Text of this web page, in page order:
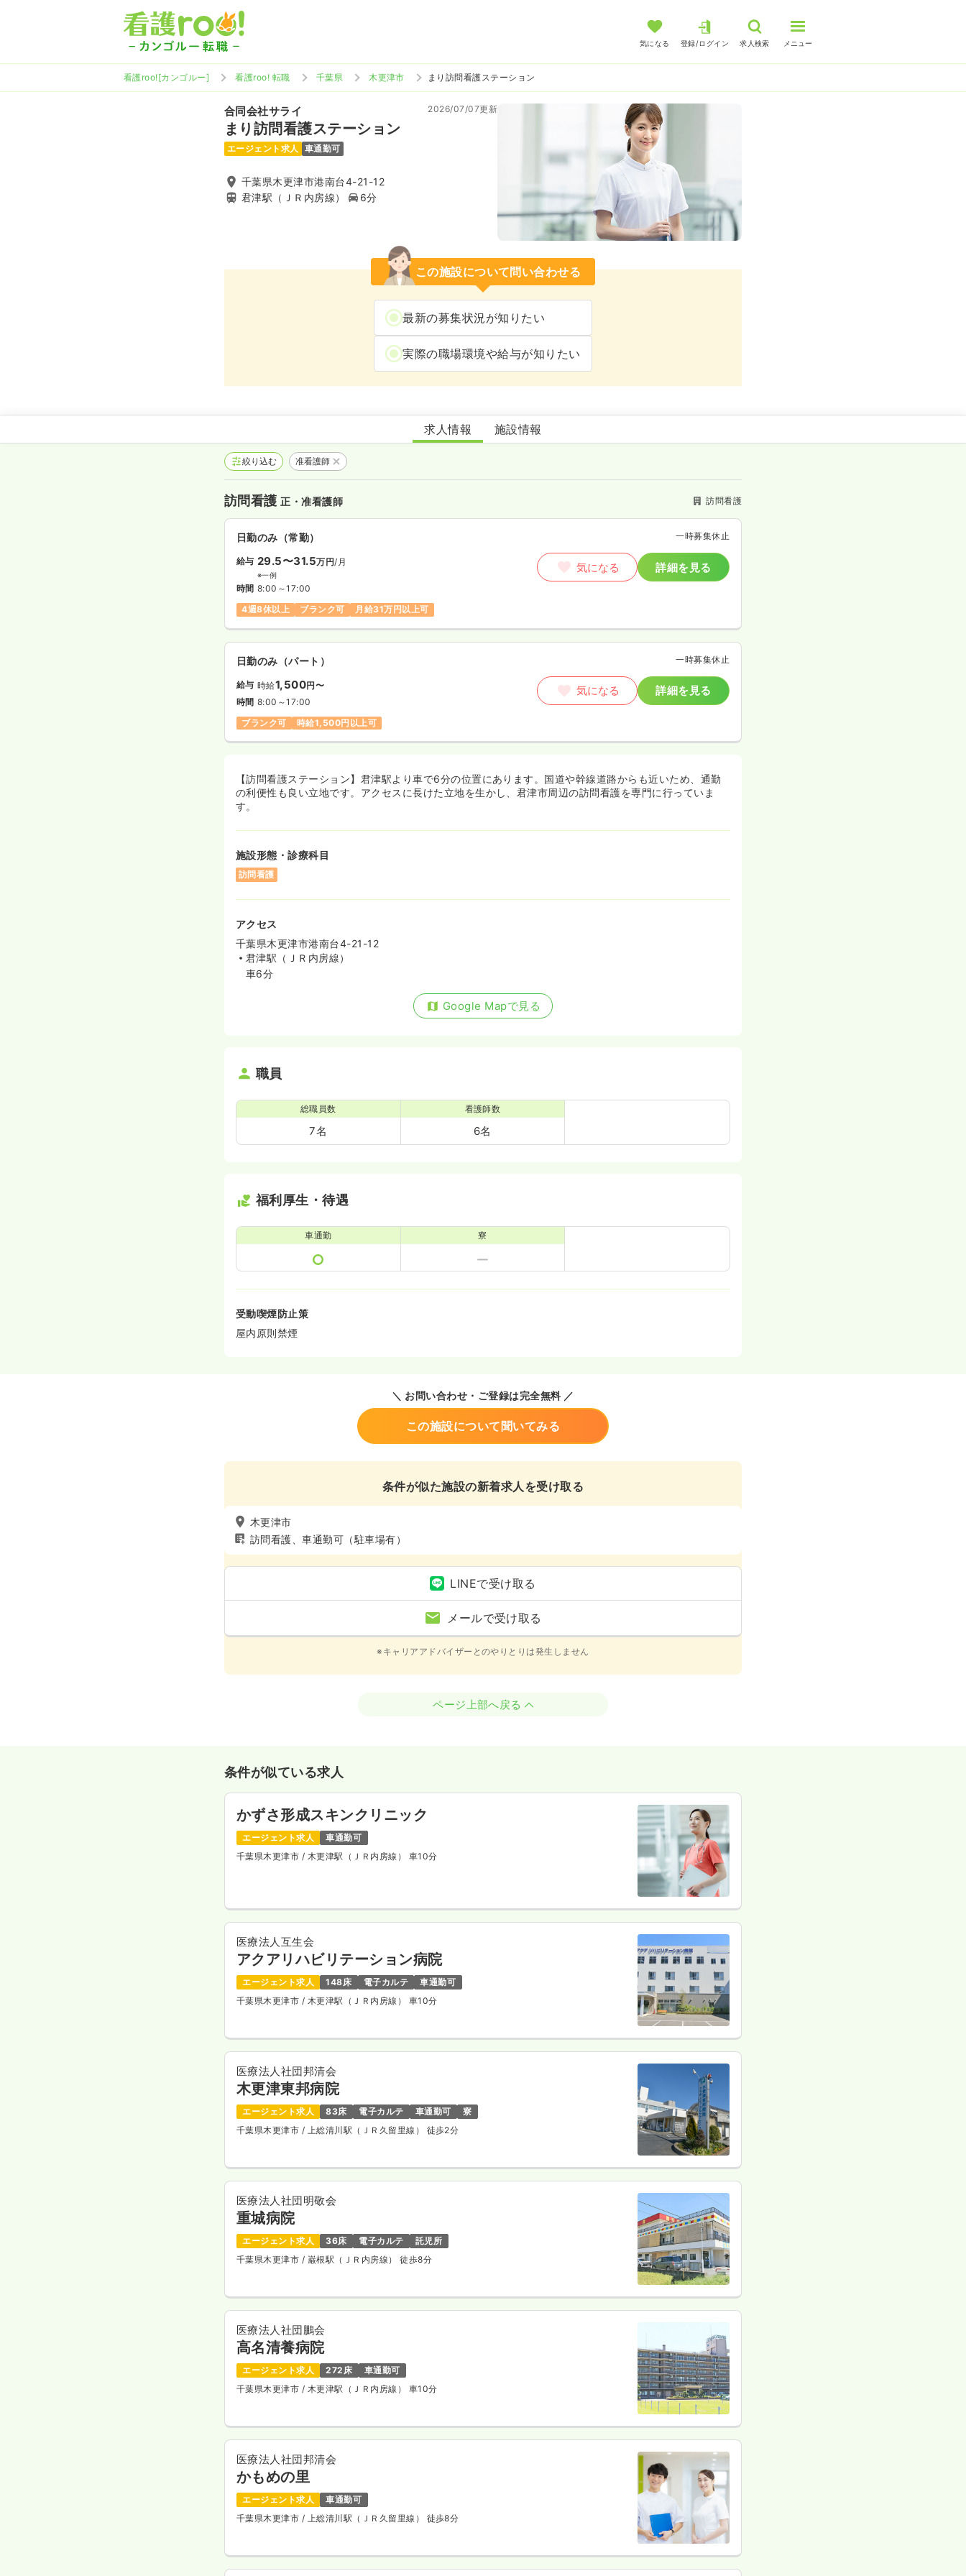
気になる 登録/ログイン 求人検索 メニュー
看護roo![カンゴルー] 看護roo! 転職 千葉県 木更津市 まり訪問看護ステーション
合同会社サライ
まり訪問看護ステーション
2026/07/07更新
エージェント求人 車通勤可
千葉県木更津市港南台4-21-12
君津駅（ＪＲ内房線）
6分
この施設について問い合わせる
最新の募集状況が知りたい
実際の職場環境や給与が知りたい
まり訪問看護ステーション
求人情報 施設情報
絞り込む 准看護師
訪問看護正・准看護師 訪問看護
日勤のみ（常勤） 一時募集休止
給与 29.5〜31.5万円/月
※一例
時間 8:00～17:00
4週8休以上
ブランク可 月給31万円以上可
気になる 詳細を見る
日勤のみ（パート） 一時募集休止
給与 時給1,500円〜
時間 8:00～17:00
ブランク可
時給1,500円以上可
気になる 詳細を見る
【訪問看護ステーション】君津駅より車で6分の位置にあります。国道や幹線道路からも近いため、通勤
の利便性も良い立地です。アクセスに長けた立地を生かし、君津市周辺の訪問看護を専門に行っていま
す。
施設形態・診療科目
訪問看護
アクセス
千葉県木更津市港南台4-21-12
君津駅（ＪＲ内房線）
車6分
Google Mapで見る
職員
総職員数
7名
看護師数
6名
福利厚生・待遇
車通勤 寮
受動喫煙防止策
屋内原則禁煙
＼ お問い合わせ・ご登録は完全無料 ／
この施設について聞いてみる
条件が似た施設の新着求人を受け取る
木更津市
訪問看護、車通勤可（駐車場有）
LINEで受け取る
メールで受け取る
※キャリアアドバイザーとのやりとりは発生しません
ページ上部へ戻る
条件が似ている求人
かずさ形成スキンクリニック
エージェント求人
車通勤可
千葉県木更津市 / 木更津駅（ＪＲ内房線） 車10分
医療法人互生会
アクアリハビリテーション病院
エージェント求人 148床 電子カルテ
車通勤可
千葉県木更津市 / 木更津駅（ＪＲ内房線） 車10分
医療法人社団邦清会
木更津東邦病院
エージェント求人 83床 電子カルテ 車通勤可
寮
千葉県木更津市 / 上総清川駅（ＪＲ久留里線） 徒歩2分
医療法人社団明敬会
重城病院
エージェント求人 36床 電子カルテ
託児所
千葉県木更津市 / 巌根駅（ＪＲ内房線） 徒歩8分
医療法人社団鵬会
高名清養病院
エージェント求人 272床
車通勤可
千葉県木更津市 / 木更津駅（ＪＲ内房線） 車10分
医療法人社団邦清会
かもめの里
エージェント求人
車通勤可
千葉県木更津市 / 上総清川駅（ＪＲ久留里線） 徒歩8分